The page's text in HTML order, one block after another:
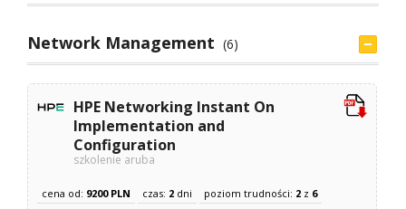
Network Management (6)
HPE Networking Instant On
Implementation and
Configuration
szkolenie aruba
cena od: 9200 PLN czas: 2 dni poziom trudności: 2 z 6